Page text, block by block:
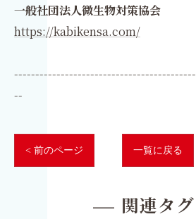
一般社団法人微生物対策協会
https://kabikensa.com/
--
< 前のページ 一覧に戻る
関連タグ